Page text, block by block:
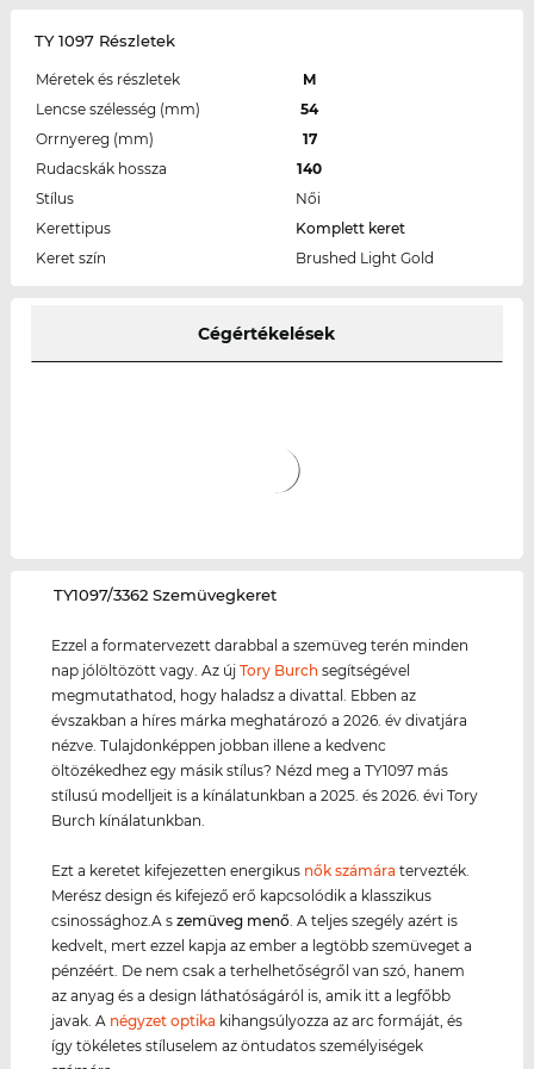
TY 1097 Részletek
Méretek és részletek
M
Lencse szélesség (mm)
54
Orrnyereg (mm)
17
Rudacskák hossza
140
Stílus
Női
Kerettipus
Komplett keret
Keret szín
Brushed Light Gold
Cégértékelések
‌TY1097/3362 Szemüvegkeret
Ezzel a formatervezett darabbal a szemüveg terén minden
nap jólöltözött vagy. Az újTory Burch segítségével
megmutathatod, hogy haladsz a divattal. Ebben az
évszakban a híres márka meghatározó a 2026. év divatjára
nézve. Tulajdonképpen jobban illene a kedvenc
öltözékedhez egy másik stílus? Nézd meg a TY1097 más
stílusú modelljeit is a kínálatunkban a 2025. és 2026. évi Tory
Burch kínálatunkban.
Ezt a keretet kifejezetten energikus nők számára tervezték.
Merész design és kifejező erő kapcsolódik a klasszikus
csinossághoz.A szemüveg menő. A teljes szegély azért is
kedvelt, mert ezzel kapja az ember a legtöbb szemüveget a
pénzéért. De nem csak a terhelhetőségről van szó, hanem
az anyag és a design láthatóságáról is, amik itt a legfőbb
javak. A négyzet optika kihangsúlyozza az arc formáját, és
így tökéletes stíluselem az öntudatos személyiségek